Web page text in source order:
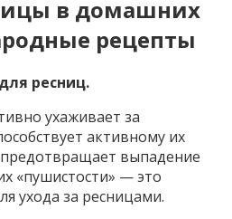
в домашних
рецепты
ресниц.
ухаживает за
активному их
выпадение
«пушистости» — это
ухода за ресницами.